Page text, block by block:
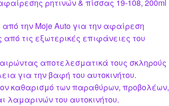
k
ρητινών & πίσσας 19-108, 200ml
την Moje Auto για την αφαίρεση
από τις εξωτερικές επιφάνειες του
αποτελεσματικά τους σκληρούς
για την βαφή του αυτοκινήτου.
καθαρισμό των παραθύρων, προβολέων,
λαμαρινών του αυτοκινήτου.